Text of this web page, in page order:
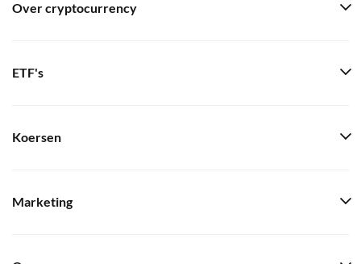
Over cryptocurrency
ETF's
Koersen
Marketing